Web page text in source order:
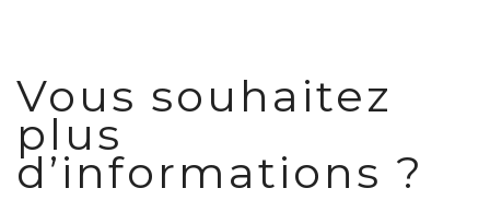
Vous souhaitez
plus
d’informations ?